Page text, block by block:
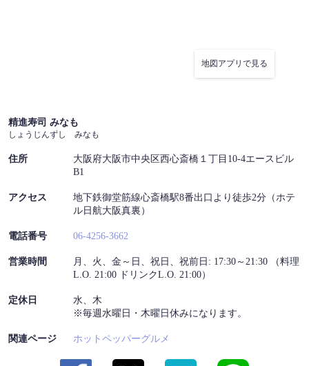
地図アプリで見る
精進寿司 みなも
しょうじんずし みなも
住所
大阪府大阪市中央区西心斎橋１丁目10-4エースビル
B1
アクセス
地下鉄御堂筋線心斎橋駅8番出口より徒歩2分（ホテ
ル日航大阪真裏）
電話番号 06-4256-3662
営業時間
月、火、金～日、祝日、祝前日: 17:30～21:30 （料理
L.O. 21:00 ドリンクL.O. 21:00）
定休日
水、木
※毎週水曜日・木曜日休みになります。
関連ページ ホットペッパーグルメ